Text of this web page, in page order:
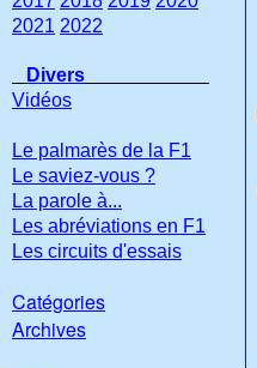
2021 2022
Divers
Vidéos
Le palmarès de la F1
Le saviez-vous ?
La parole à...
Les abréviations en F1
Les circuits d'essais
Catégories
Archives